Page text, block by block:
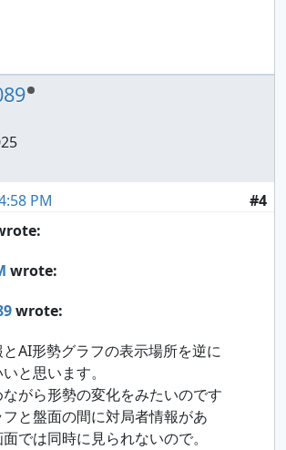
PM
#4
wrote:
wrote:
AI形勢グラフの表示場所を逆に
と思います。
がら形勢の変化をみたいのです
と盤面の間に対局者情報があ
では同時に見られないので。